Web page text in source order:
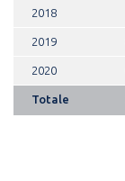
2018
2019
2020
Totale